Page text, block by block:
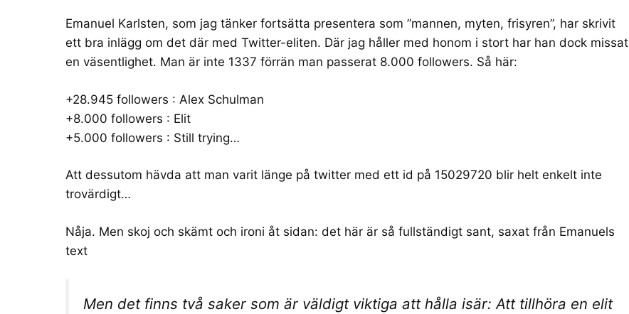
Emanuel Karlsten, som jag tänker fortsätta presentera som ”mannen, myten, frisyren”, har skrivit
ett bra inlägg om det där med Twitter-eliten. Där jag håller med honom i stort har han dock missat
en väsentlighet. Man är inte 1337 förrän man passerat 8.000 followers. Så här:
+28.945 followers : Alex Schulman
+8.000 followers : Elit
+5.000 followers : Still trying…
Att dessutom hävda att man varit länge på twitter med ett id på 15029720 blir helt enkelt inte
trovärdigt…
Nåja. Men skoj och skämt och ironi åt sidan: det här är så fullständigt sant, saxat från Emanuels
text
Men det finns två saker som är väldigt viktiga att hålla isär: Att tillhöra en elit